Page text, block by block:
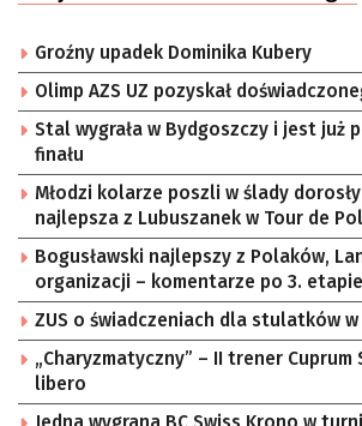
Groźny upadek Dominika Kubery
Olimp AZS UZ pozyskał
Stal wygrała w Bydgoszczy i jest już
finału
Młodzi kolarze poszli w ślady
najlepsza z Lubuszanek w Tour de
Bogusławski najlepszy z Polaków,
organizacji – komentarze po 3.
ZUS o świadczeniach dla stulatków
„Charyzmatyczny” – II trener
libero